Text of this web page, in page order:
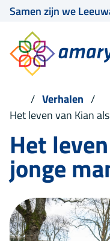
Samen zijn we
Verhalen
Het leven van Kian
Het
jonge